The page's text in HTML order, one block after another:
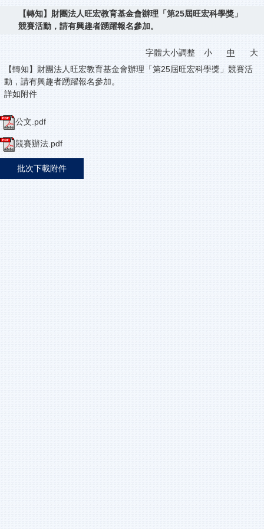
【轉知】財團法人旺宏教育基金會辦理「第25屆旺宏科學獎」
競賽活動，請有興趣者踴躍報名參加。
字體大小調整 小 中
大
【轉知】財團法人旺宏教育基金會辦理「第25屆旺宏科學獎」競賽活
動，請有興趣者踴躍報名參加。
詳如附件
公文.pdf
競賽辦法.pdf
批次下載附件